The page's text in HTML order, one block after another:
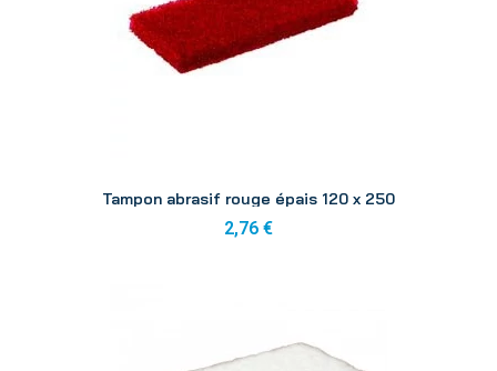
Tampon abrasif rouge épais 120 x 250
2,76 €